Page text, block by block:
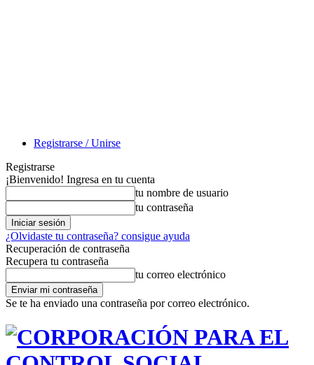
Registrarse / Unirse
Registrarse
¡Bienvenido! Ingresa en tu cuenta
tu nombre de usuario
tu contraseña
¿Olvidaste tu contraseña? consigue ayuda
Recuperación de contraseña
Recupera tu contraseña
tu correo electrónico
Se te ha enviado una contraseña por correo electrónico.